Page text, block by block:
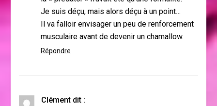
Je suis déçu, mais alors déçu à un point…
Il va falloir envisager un peu de renforcement
musculaire avant de devenir un chamallow.
Répondre
Clément dit :